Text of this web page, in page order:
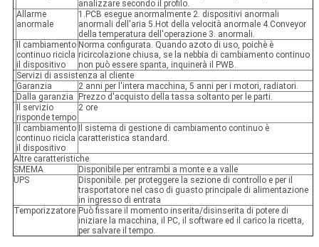
analizzare secondo il profilo.
Allarme
anormale
1.PCB esegue anormalmente 2. dispositivi anormali
anormali dell'aria 5.Hot della velocità anormale 4.Conveyor
della temperatura dell'operazione 3. anormali.
Il cambiamento
continuo ricicla
il dispositivo
Norma configurata. Quando azoto di uso, poichè è
ricircolazione chiusa, se la nebbia di cambiamento continuo
non può essere spanta, inquinerà il PWB.
Servizi di assistenza al cliente
Garanzia
2 anni per l'intera macchina, 5 anni per i motori, radiatori.
Dalla garanzia
Prezzo d'acquisto della tassa soltanto per le parti.
Il servizio
risponde tempo
2 ore
Il cambiamento
continuo ricicla
il dispositivo
Il sistema di gestione di cambiamento continuo è
caratteristica standard.
Altre caratteristiche
SMEMA
Disponibile per entrambi a monte e a valle
UPS
Disponibile. per proteggere la sezione di controllo e per il
trasportatore nel caso di guasto principale di alimentazione
in ingresso di entrata
Temporizzatore Può fissare il momento inserita/disinserita di potere di
iniziare la macchina, il PC, il software ed il carico la ricetta,
per salvare il tempo.